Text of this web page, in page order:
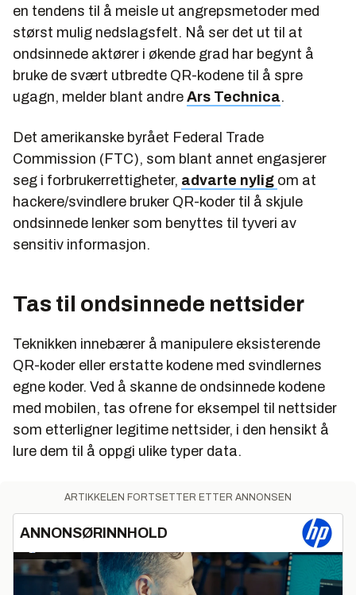
en tendens til å meisle ut angrepsmetoder med
størst mulig nedslagsfelt. Nå ser det ut til at
ondsinnede aktører i økende grad har begynt å
bruke de svært utbredte QR-kodene til å spre
ugagn, melder blant andre Ars Technica.
Det amerikanske byrået Federal Trade
Commission (FTC), som blant annet engasjerer
seg i forbrukerrettigheter, advarte nylig om at
hackere/svindlere bruker QR-koder til å skjule
ondsinnede lenker som benyttes til tyveri av
sensitiv informasjon.
Tas til ondsinnede nettsider
Teknikken innebærer å manipulere eksisterende
QR-koder eller erstatte kodene med svindlernes
egne koder. Ved å skanne de ondsinnede kodene
med mobilen, tas ofrene for eksempel til nettsider
som etterligner legitime nettsider, i den hensikt å
lure dem til å oppgi ulike typer data.
ARTIKKELEN FORTSETTER ETTER ANNONSEN
ANNONSØRINNHOLD